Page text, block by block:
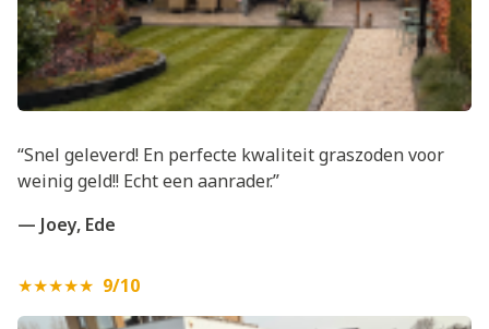
“Snel geleverd! En perfecte kwaliteit graszoden voor
weinig geld!! Echt een aanrader.”
— Joey, Ede
★★★★★ 9/10